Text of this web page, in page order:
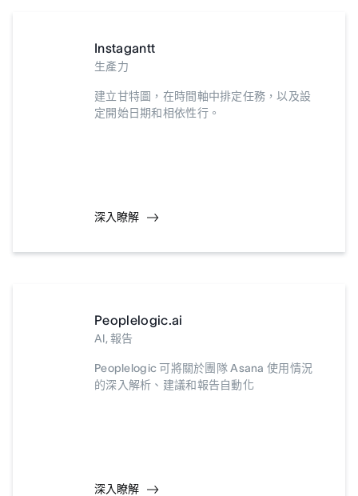
Instagantt
生產力
建立甘特圖，在時間軸中排定任務，以及設
定開始日期和相依性行。
深入瞭解
Peoplelogic.ai
AI, 報告
Peoplelogic 可將關於團隊 Asana 使用情況
的深入解析、建議和報告自動化
深入瞭解